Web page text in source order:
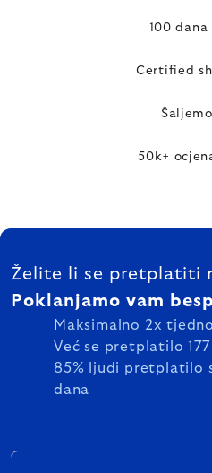
100
Certified
50k+
FOOTER
Želite li se pretplatiti
Poklanjamo vam
Maksimalno 2x tjedno
Već se pretplatilo
85% ljudi pretplatilo
dana